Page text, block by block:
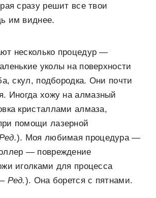
сразу решит все твои
им виднее.
несколько процедур —
уколы на поверхности
скул, подбородка. Они почти
Иногда хожу на алмазный
кристаллами алмаза,
помощи лазерной
). Моя любимая процедура —
— повреждение
иголками для процесса
Ред.). Она борется с пятнами.